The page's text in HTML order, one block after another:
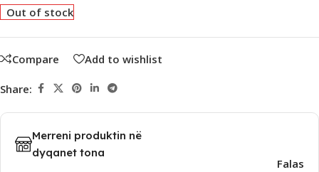
Out of stock
Compare Add to wishlist
Share:
Merreni produktin në
dyqanet tona
Falas